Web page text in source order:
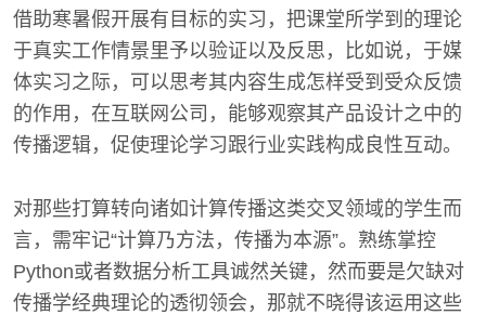
借助寒暑假开展有目标的实习，把课堂所学到的理论
于真实工作情景里予以验证以及反思，比如说，于媒
体实习之际，可以思考其内容生成怎样受到受众反馈
的作用，在互联网公司，能够观察其产品设计之中的
传播逻辑，促使理论学习跟行业实践构成良性互动。
对那些打算转向诸如计算传播这类交叉领域的学生而
言，需牢记“计算乃方法，传播为本源”。熟练掌控
Python或者数据分析工具诚然关键，然而要是欠缺对
传播学经典理论的透彻领会，那就不晓得该运用这些